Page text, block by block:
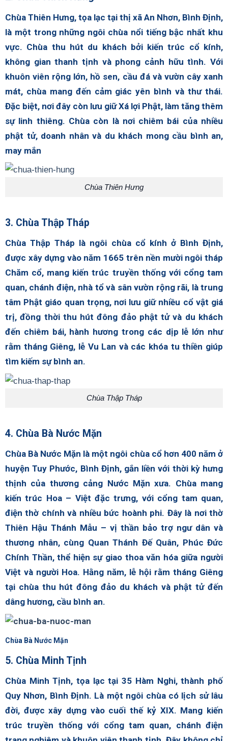
Chùa Thiên Hưng, tọa lạc tại thị xã An Nhơn, Bình Định,
là một trong những ngôi chùa nổi tiếng bậc nhất khu
vực. Chùa thu hút du khách bởi kiến trúc cổ kính,
không gian thanh tịnh và phong cảnh hữu tình. Với
khuôn viên rộng lớn, hồ sen, cầu đá và vườn cây xanh
mát, chùa mang đến cảm giác yên bình và thư thái.
Đặc biệt, nơi đây còn lưu giữ Xá lợi Phật, làm tăng thêm
sự linh thiêng. Chùa còn là nơi chiêm bái của nhiều
phật tử, doanh nhân và du khách mong cầu bình an,
may mắn
Chùa Thiên Hưng
3. Chùa Thập Tháp
Chùa Thập Tháp là ngôi chùa cổ kính ở Bình Định,
được xây dựng vào năm 1665 trên nền mười ngôi tháp
Chăm cổ, mang kiến trúc truyền thống với cổng tam
quan, chánh điện, nhà tổ và sân vườn rộng rãi, là trung
tâm Phật giáo quan trọng, nơi lưu giữ nhiều cổ vật giá
trị, đồng thời thu hút đông đảo phật tử và du khách
đến chiêm bái, hành hương trong các dịp lễ lớn như
rằm tháng Giêng, lễ Vu Lan và các khóa tu thiền giúp
tìm kiếm sự bình an.
Chùa Thập Tháp
4. Chùa Bà Nước Mặn
Chùa Bà Nước Mặn là một ngôi chùa cổ hơn 400 năm ở
huyện Tuy Phước, Bình Định, gắn liền với thời kỳ hưng
thịnh của thương cảng Nước Mặn xưa. Chùa mang
kiến trúc Hoa – Việt đặc trưng, với cổng tam quan,
điện thờ chính và nhiều bức hoành phi. Đây là nơi thờ
Thiên Hậu Thánh Mẫu – vị thần bảo trợ ngư dân và
thương nhân, cùng Quan Thánh Đế Quân, Phúc Đức
Chính Thần, thể hiện sự giao thoa văn hóa giữa người
Việt và người Hoa. Hằng năm, lễ hội rằm tháng Giêng
tại chùa thu hút đông đảo du khách và phật tử đến
dâng hương, cầu bình an.
Chùa Bà Nước Mặn
5. Chùa Minh Tịnh
Chùa Minh Tịnh, tọa lạc tại 35 Hàm Nghi, thành phố
Quy Nhơn, Bình Định. Là một ngôi chùa có lịch sử lâu
đời, được xây dựng vào cuối thế kỷ XIX. Mang kiến
trúc truyền thống với cổng tam quan, chánh điện